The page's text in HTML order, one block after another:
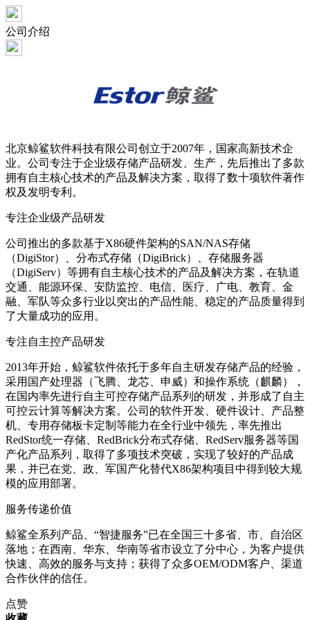
公司介绍
北京鲸鲨软件科技有限公司创立于2007年，国家高新技术企
业。公司专注于企业级存储产品研发、生产，先后推出了多款
拥有自主核心技术的产品及解决方案，取得了数十项软件著作
权及发明专利。
专注企业级产品研发
公司推出的多款基于X86硬件架构的SAN/NAS存储
（DigiStor）、分布式存储（DigiBrick）、存储服务器
（DigiServ）等拥有自主核心技术的产品及解决方案，在轨道
交通、能源环保、安防监控、电信、医疗、广电、教育、金
融、军队等众多行业以突出的产品性能、稳定的产品质量得到
了大量成功的应用。
专注自主控产品研发
2013年开始，鲸鲨软件依托于多年自主研发存储产品的经验，
采用国产处理器（飞腾、龙芯、申威）和操作系统（麒麟），
在国内率先进行自主可控存储产品系列的研发，并形成了自主
可控云计算等解决方案。公司的软件开发、硬件设计、产品整
机、专用存储板卡定制等能力在全行业中领先，率先推出
RedStor统一存储、RedBrick分布式存储、RedServ服务器等国
产化产品系列，取得了多项技术突破，实现了较好的产品成
果，并已在党、政、军国产化替代X86架构项目中得到较大规
模的应用部署。
服务传递价值
鲸鲨全系列产品、“智捷服务”已在全国三十多省、市、自治区
落地；在西南、华东、华南等省市设立了分中心，为客户提供
快速、高效的服务与支持；获得了众多OEM/ODM客户、渠道
合作伙伴的信任。
点赞